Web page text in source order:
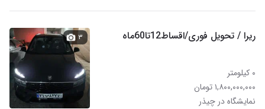
ریرا / تحویل فوری/اقساط12تا60ماه
۰ کیلومتر
۱,۸۰۰,۰۰۰,۰۰۰ تومان
نمایشگاه در چیذر
۳